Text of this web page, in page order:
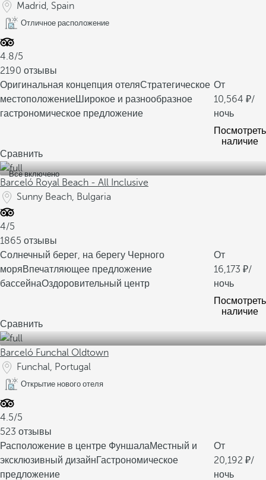
Madrid, Spain
Отличное расположение
4.8/5
2190 отзывы
Оригинальная концепция отеляСтратегическое
местоположениеШирокое и разнообразное
гастрономическое предложение
От
10,564
/
ночь
Посмотреть
наличие
Сравнить
Все включено
Barceló Royal Beach - All Inclusive
Sunny Beach, Bulgaria
4/5
1865 отзывы
Солнечный берег, на берегу Черного
моряВпечатляющее предложение
бассейнаОздоровительный центр
От
16,173
/
ночь
Посмотреть
наличие
Сравнить
Barceló Funchal Oldtown
Funchal, Portugal
Открытие нового отеля
4.5/5
523 отзывы
Расположение в центре ФуншалаМестный и
эксклюзивный дизайнГастрономическое
предложение
От
20,192
/
ночь